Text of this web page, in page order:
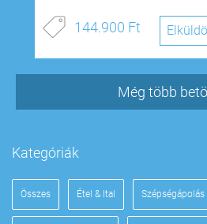
144.900 Ft
Még több
Kategóriák
Összes Étel & Ital Szépségápolás